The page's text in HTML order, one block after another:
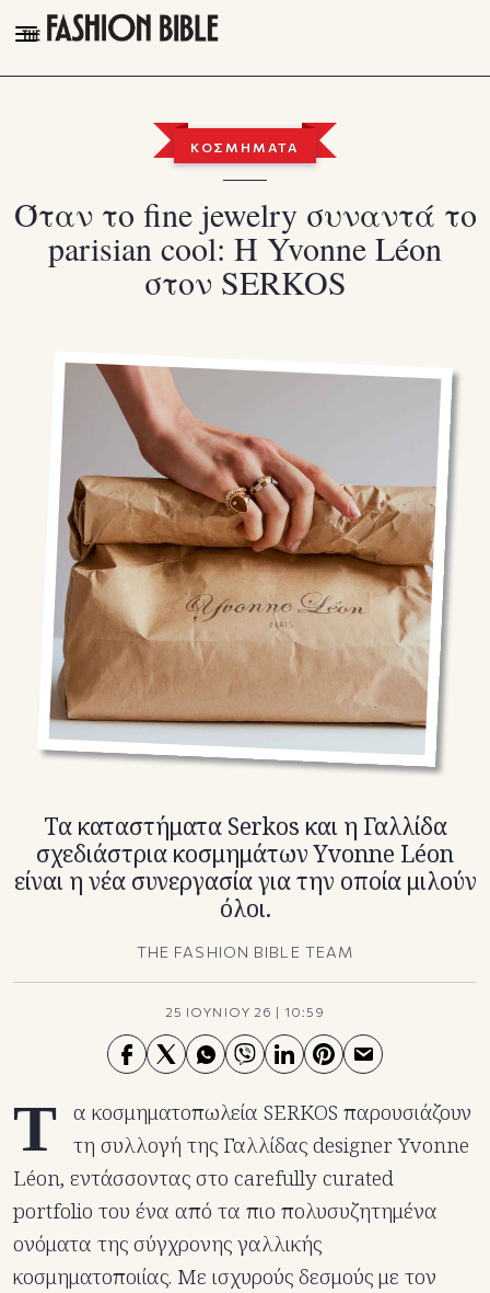
THE FASHION BIBLE
TALK OF THE TOWN
PLEASURES
Facebook
Instagram
Youtube
TikTok
X(Twitter)
ΚΟΣΜΗΜΑΤΑ
Όταν το fine jewelry συναντά το
parisian cool: Η Yvonne Léon
στον SERKOS
Τα καταστήματα Serkos και η Γαλλίδα
σχεδιάστρια κοσμημάτων Yvonne Léon
είναι η νέα συνεργασία για την οποία μιλούν
όλοι.
THE FASHION BIBLE TEAM
25 ΙΟΥΝΙΟΥ 26 | 10:59
Τ α κοσμηματοπωλεία SERKOS παρουσιάζουν
τη συλλογή της Γαλλίδας designer Yvonne
Léon, εντάσσοντας στο carefully curated
portfolio του ένα από τα πιο πολυσυζητημένα
ονόματα της σύγχρονης γαλλικής
κοσμηματοποιίας. Με ισχυρούς δεσμούς με τον